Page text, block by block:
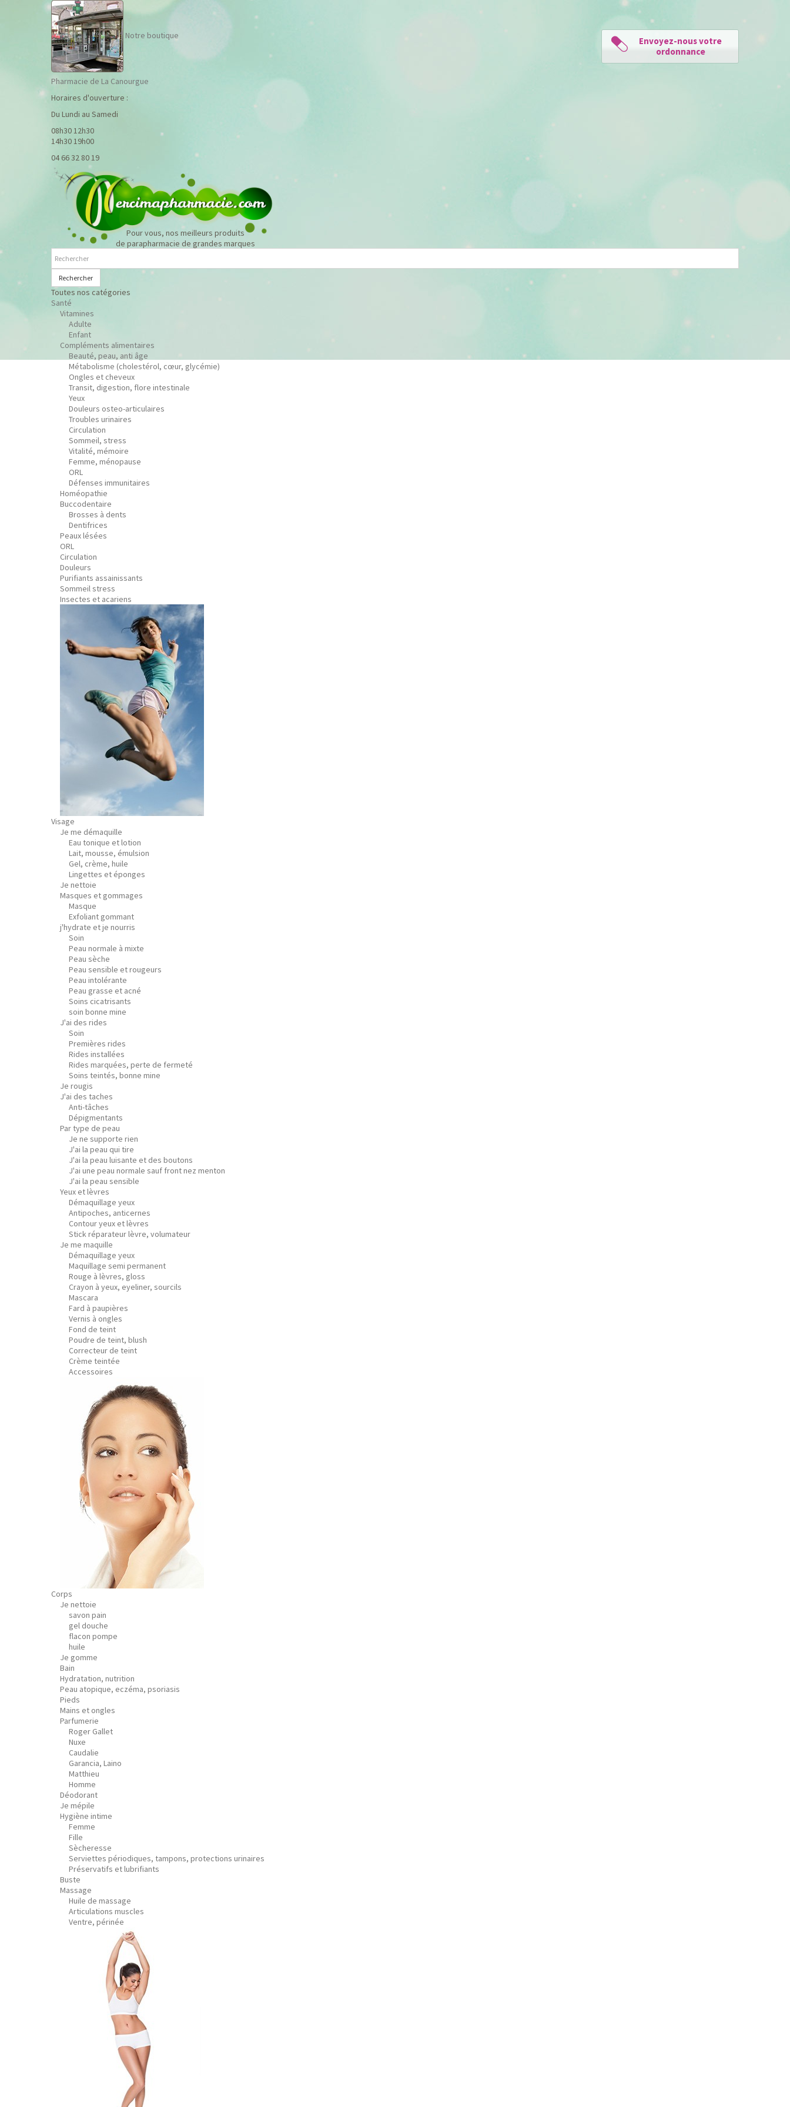
Notre boutique
Pharmacie de La Canourgue
Horaires d'ouverture :
Du Lundi au Samedi
08h30 12h30
14h30 19h00
04 66 32 80 19
Pour vous, nos meilleurs produits
de parapharmacie de grandes marques
Rechercher
Toutes nos catégories
Santé
Vitamines
Adulte
Enfant
Compléments alimentaires
Beauté, peau, anti âge
Métabolisme (cholestérol, cœur, glycémie)
Ongles et cheveux
Transit, digestion, flore intestinale
Yeux
Douleurs osteo-articulaires
Troubles urinaires
Circulation
Sommeil, stress
Vitalité, mémoire
Femme, ménopause
ORL
Défenses immunitaires
Homéopathie
Buccodentaire
Brosses à dents
Dentifrices
Peaux lésées
ORL
Circulation
Douleurs
Purifiants assainissants
Sommeil stress
Insectes et acariens
Visage
Je me démaquille
Eau tonique et lotion
Lait, mousse, émulsion
Gel, crème, huile
Lingettes et éponges
Je nettoie
Masques et gommages
Masque
Exfoliant gommant
j'hydrate et je nourris
Soin
Peau normale à mixte
Peau sèche
Peau sensible et rougeurs
Peau intolérante
Peau grasse et acné
Soins cicatrisants
soin bonne mine
J'ai des rides
Soin
Premières rides
Rides installées
Rides marquées, perte de fermeté
Soins teintés, bonne mine
Je rougis
J'ai des taches
Anti-tâches
Dépigmentants
Par type de peau
Je ne supporte rien
J'ai la peau qui tire
J'ai la peau luisante et des boutons
J'ai une peau normale sauf front nez menton
J'ai la peau sensible
Yeux et lèvres
Démaquillage yeux
Antipoches, anticernes
Contour yeux et lèvres
Stick réparateur lèvre, volumateur
Je me maquille
Démaquillage yeux
Maquillage semi permanent
Rouge à lèvres, gloss
Crayon à yeux, eyeliner, sourcils
Mascara
Fard à paupières
Vernis à ongles
Fond de teint
Poudre de teint, blush
Correcteur de teint
Crème teintée
Accessoires
Corps
Je nettoie
savon pain
gel douche
flacon pompe
huile
Je gomme
Bain
Hydratation, nutrition
Peau atopique, eczéma, psoriasis
Pieds
Mains et ongles
Parfumerie
Roger Gallet
Nuxe
Caudalie
Garancia, Laino
Matthieu
Homme
Déodorant
Je mépile
Hygiène intime
Femme
Fille
Sècheresse
Serviettes périodiques, tampons, protections urinaires
Préservatifs et lubrifiants
Buste
Massage
Huile de massage
Articulations muscles
Ventre, périnée
Envoyez-nous votre
ordonnance